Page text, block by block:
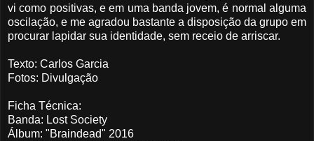
vi como positivas, e em uma banda jovem, é normal alguma
oscilação, e me agradou bastante a disposição da grupo em
procurar lapidar sua identidade, sem receio de arriscar.
Texto: Carlos Garcia
Fotos: Divulgação
Ficha Técnica:
Banda: Lost Society
Álbum: "Braindead" 2016